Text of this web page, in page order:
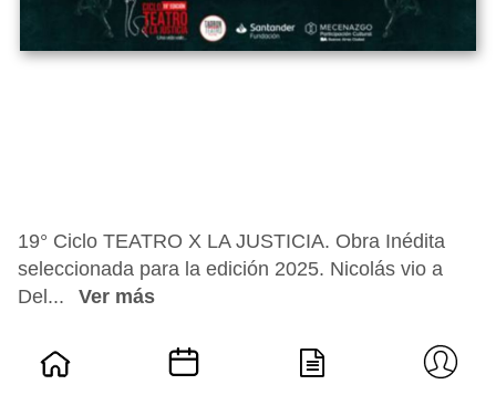
19° Ciclo TEATRO X LA JUSTICIA. Obra Inédita
seleccionada para la edición 2025. Nicolás vio a
Del...
Ver más